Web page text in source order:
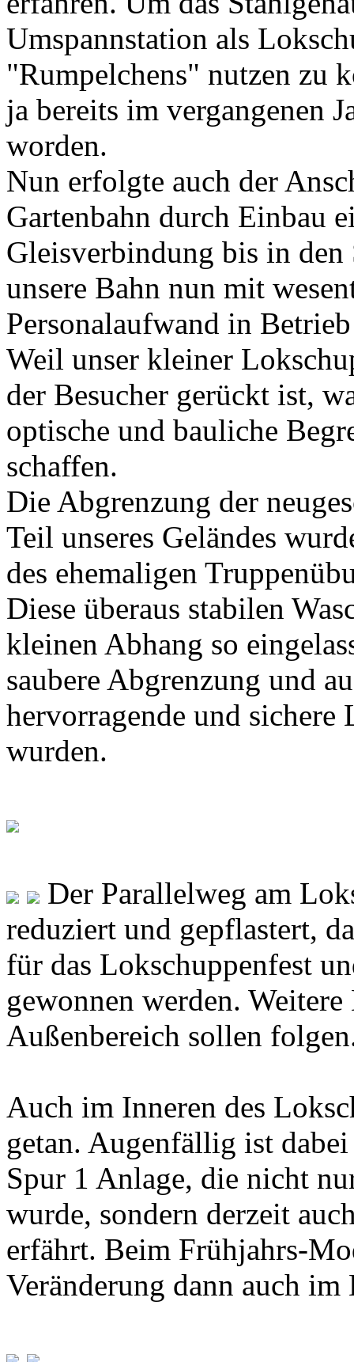
Umspannstation als
"Rumpelchens" nutzen zu
ja bereits im vergangenen
worden.
Nun erfolgte auch der
Gartenbahn durch Einbau
Gleisverbindung bis in
unsere Bahn nun mit
Personalaufwand in
Weil unser kleiner
der Besucher gerückt ist,
optische und bauliche
schaffen.
Die Abgrenzung der
Teil unseres Geländes
des ehemaligen
Diese überaus stabilen
kleinen Abhang so
saubere Abgrenzung und
hervorragende und
wurden.
Der Parallelweg am
reduziert und gepflastert,
für das Lokschuppenfest
gewonnen werden.
Außenbereich sollen
Auch im Inneren des
getan. Augenfällig ist
Spur 1 Anlage, die nicht
wurde, sondern derzeit
erfährt. Beim Frühjahrs-
Veränderung dann auch